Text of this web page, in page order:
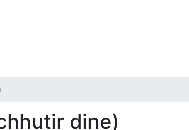
(chhutir dine)